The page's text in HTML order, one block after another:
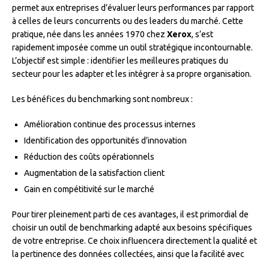
permet aux entreprises d’évaluer leurs performances par rapport
à celles de leurs concurrents ou des leaders du marché. Cette
pratique, née dans les années 1970 chez Xerox, s’est
rapidement imposée comme un outil stratégique incontournable.
L’objectif est simple : identifier les meilleures pratiques du
secteur pour les adapter et les intégrer à sa propre organisation.
Les bénéfices du benchmarking sont nombreux :
Amélioration continue des processus internes
Identification des opportunités d’innovation
Réduction des coûts opérationnels
Augmentation de la satisfaction client
Gain en compétitivité sur le marché
Pour tirer pleinement parti de ces avantages, il est primordial de
choisir un outil de benchmarking adapté aux besoins spécifiques
de votre entreprise. Ce choix influencera directement la qualité et
la pertinence des données collectées, ainsi que la facilité avec